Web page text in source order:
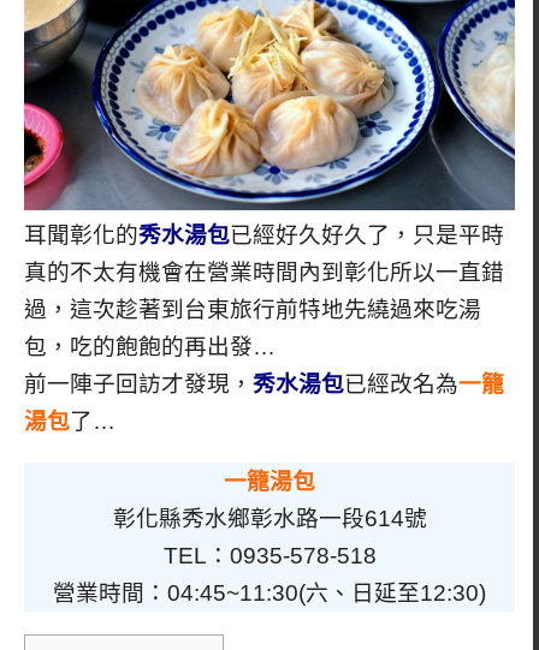
耳聞彰化的秀水湯包已經好久好久了，只是平時
真的不太有機會在營業時間內到彰化所以一直錯
過，這次趁著到台東旅行前特地先繞過來吃湯
包，吃的飽飽的再出發…
前一陣子回訪才發現， 秀水湯包已經改名為一籠
湯包了…
一籠湯包
彰化縣秀水鄉彰水路一段614號
TEL：0935-578-518
營業時間：04:45~11:30(六、日延至12:30)